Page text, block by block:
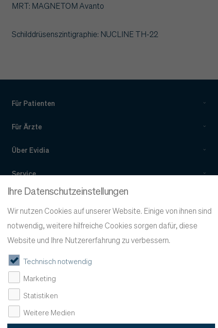
Ihre Datenschutzeinstellungen
Wir nutzen Cookies auf unserer Website. Einige von ihnen sind
notwendig, weitere hilfreiche Cookies sorgen dafür, diese
Website und Ihre Nutzererfahrung zu verbessern.
Technisch notwendig
Marketing
Statistiken
Weitere Medien
MRT: MAGNETOM Avanto
Schilddrüsenszintigraphie: NUCLINE TH-22
Für Patienten
Für Ärzte
Über Evidia
Service
Impressum Datenschutz
4ways
© Evidia 2026